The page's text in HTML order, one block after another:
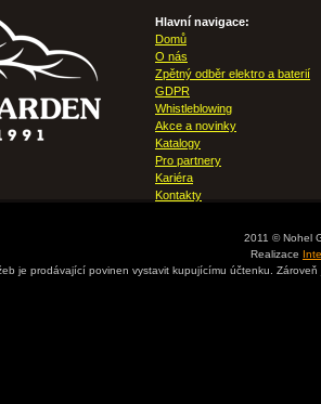
Hlavní navigace:
Domů
O nás
Zpětný odběr elektro a baterií
GDPR
Whistleblowing
Akce a novinky
Katalogy
Pro partnery
Kariéra
Kontakty
2011 © Nohel
Realizace
je prodávající povinen vystavit kupujícímu účtenku.